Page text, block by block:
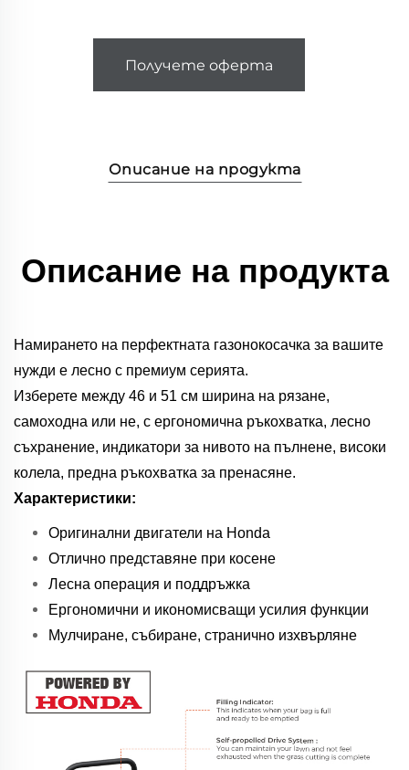
Получете оферта
Описание на продукта
Описание на продукта
Намирането на перфектната газонокосачка за вашите
нужди е лесно с премиум серията.
Изберете между 46 и 51 см ширина на рязане,
самоходна или не, с ергономична ръкохватка, лесно
съхранение, индикатори за нивото на пълнене, високи
колела, предна ръкохватка за пренасяне.
Характеристики:
Оригинални двигатели на Honda
Отлично представяне при косене
Лесна операция и поддръжка
Ергономични и икономисващи усилия функции
Мулчиране, събиране, странично изхвърляне